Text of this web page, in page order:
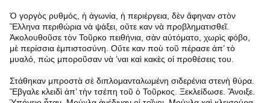
Ὁ γοργὸς ρυθμός, ἡ ἀγωνία, ἡ περιέργεια, δὲν ἄφηναν στὸν
Ἕλληνα περιθώρια νὰ ψάξει, οὔτε καν νὰ προβληματισθεῖ.
Ἀκολουθοῦσε τὸν Τοῦρκο πειθήνια, σὰν αὐτόματο, χωρὶς φόβο,
μὲ περίσσια ἐμπιστοσύνη. Οὔτε καν ποὺ τοῦ πέρασε ἀπ’ τὸ
μυαλό, πὼς μποροῦσαν νὰ ’ναι καὶ κακὲς οἱ προθέσεις του.
Στάθηκαν μπροστὰ σὲ διπλομανταλωμένη σιδερένια στενὴ θύρα.
Ἔβγαλε κλειδὶ ἀπ’ τὴν τσέπη τοῦ ὁ Τοῦρκος. Ξεκλείδωσε. Ἄνοιξε.